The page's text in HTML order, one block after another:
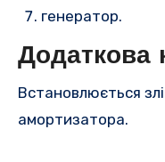
генератор.
Додаткова
Встановлюється
амортизатора.